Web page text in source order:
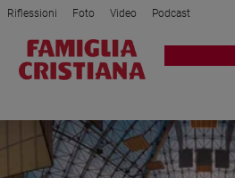
Attualità
Politica
Mondo
Riflessioni Foto Video Podcast
Privacy Policy Chi siamo
Registrati Redazione